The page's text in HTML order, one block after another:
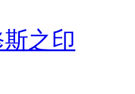
之印